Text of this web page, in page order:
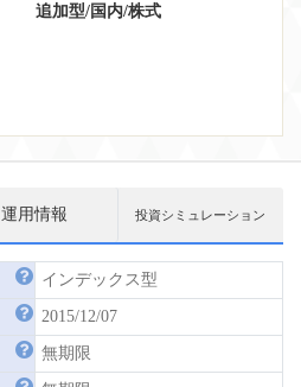
追加型/国内/株式
運用情報 投資シミュレーション
インデックス型
2015/12/07
無期限